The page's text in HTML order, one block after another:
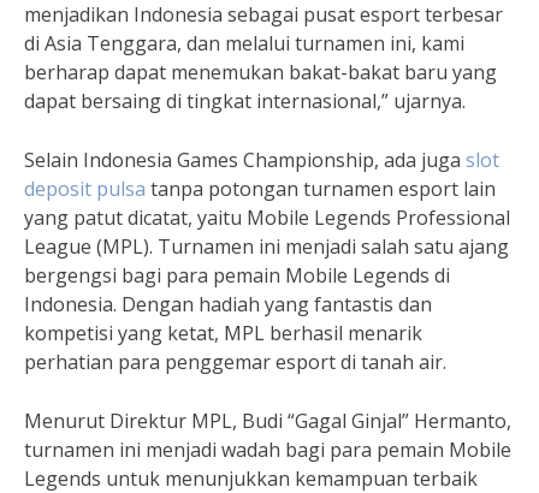
menjadikan Indonesia sebagai pusat esport terbesar
di Asia Tenggara, dan melalui turnamen ini, kami
berharap dapat menemukan bakat-bakat baru yang
dapat bersaing di tingkat internasional,” ujarnya.
Selain Indonesia Games Championship, ada juga slot
deposit pulsa tanpa potongan turnamen esport lain
yang patut dicatat, yaitu Mobile Legends Professional
League (MPL). Turnamen ini menjadi salah satu ajang
bergengsi bagi para pemain Mobile Legends di
Indonesia. Dengan hadiah yang fantastis dan
kompetisi yang ketat, MPL berhasil menarik
perhatian para penggemar esport di tanah air.
Menurut Direktur MPL, Budi “Gagal Ginjal” Hermanto,
turnamen ini menjadi wadah bagi para pemain Mobile
Legends untuk menunjukkan kemampuan terbaik